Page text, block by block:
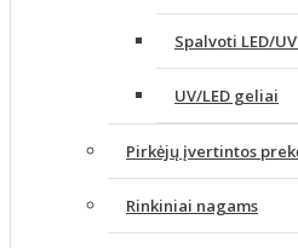
Spalvoti LED/
UV/LED geliai
Pirkėjų įvertintos
Rinkiniai nagams